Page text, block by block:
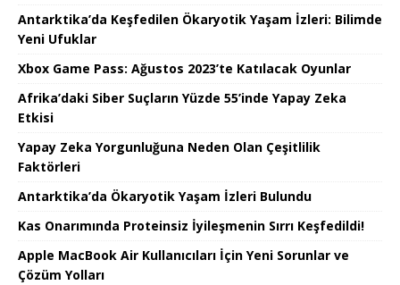
Antarktika’da Keşfedilen Ökaryotik Yaşam İzleri: Bilimde
Yeni Ufuklar
Xbox Game Pass: Ağustos 2023’te Katılacak Oyunlar
Afrika’daki Siber Suçların Yüzde 55’inde Yapay Zeka
Etkisi
Yapay Zeka Yorgunluğuna Neden Olan Çeşitlilik
Faktörleri
Antarktika’da Ökaryotik Yaşam İzleri Bulundu
Kas Onarımında Proteinsiz İyileşmenin Sırrı Keşfedildi!
Apple MacBook Air Kullanıcıları İçin Yeni Sorunlar ve
Çözüm Yolları